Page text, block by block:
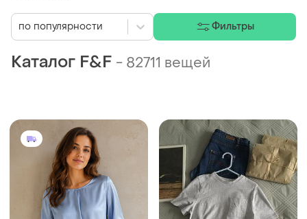
Каталог F&F - 82711 вещей
по популярности Фильтры